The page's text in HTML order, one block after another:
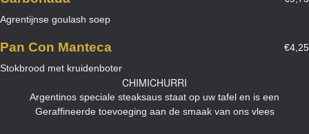
Agrentijnse goulash soep
Pan Con Manteca
€4,25
Stokbrood met kruidenboter
CHIMICHURRI
Argentinos speciale steaksaus staat op uw tafel en is een
Geraffineerde toevoeging aan de smaak van ons vlees